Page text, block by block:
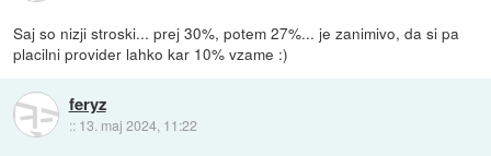
Saj so nizji stroski... prej 30%, potem 27%... je zanimivo, da si pa
placilni provider lahko kar 10% vzame :)
feryz
:: 13. maj 2024, 11:22